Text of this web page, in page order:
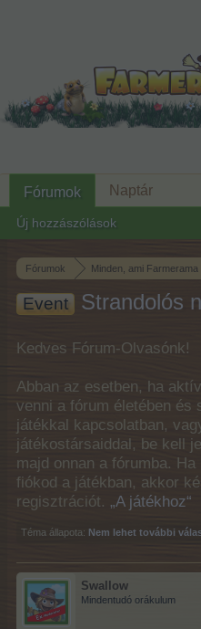
Fórumok Minden, ami Farmerama
Event Strandolós
Kedves Fórum-Olvasónk!
Abban az esetben, ha
venni a fórum életében és
játékkal kapcsolatban,
játékostársaiddal, be kell
majd onnan a fórumba.
fiókod a játékban, akkor
regisztrációt. „A játékhoz“
Téma állapota: Nem lehet további
Swallow
Mindentudó orákulum
Fórumok
Új hozzászólások
Naptár